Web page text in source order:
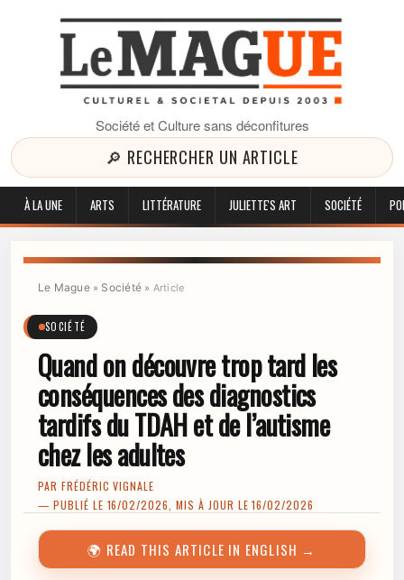
Société et Culture sans déconfitures
🔎 RECHERCHER UN ARTICLE
À LA UNE ARTS LITTÉRATURE JULIETTE'S ART SOCIÉTÉ
Le Mague» Société» Article
SOCIÉTÉ
Quand on découvre trop tard les
conséquences des diagnostics
tardifs du TDAH et de l’autisme
chez les adultes
PAR FRÉDÉRIC VIGNALE
— PUBLIÉ LE 16/02/2026, MIS À JOUR LE 16/02/2026
🌍 READ THIS ARTICLE IN ENGLISH →